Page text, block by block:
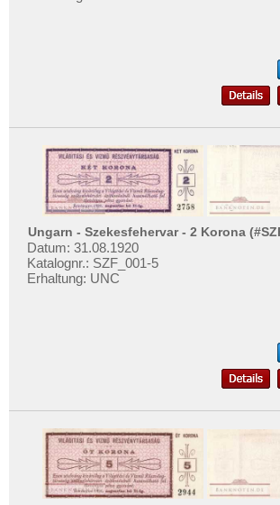
Ungarn - Szekesfehervar - 2 Korona
Datum: 31.08.1920
Katalognr.: SZF_001-5
Erhaltung: UNC